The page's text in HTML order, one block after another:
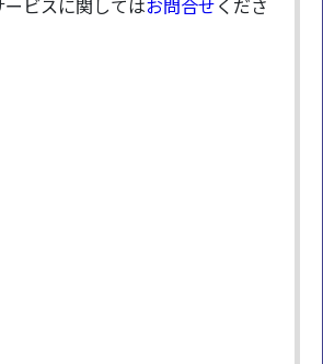
ビスに関してはお問合せくださ